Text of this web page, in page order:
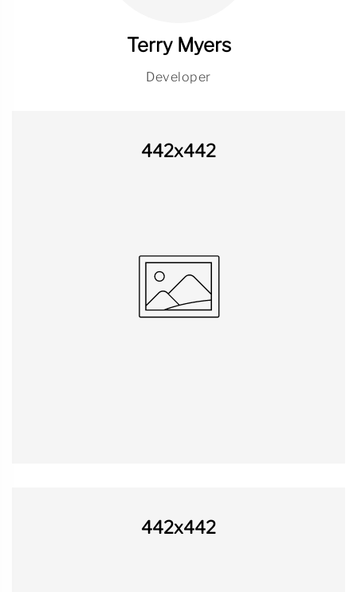
Terry Myers
Developer
442x442
442x442